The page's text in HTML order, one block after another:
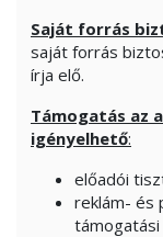
Saját forrás
saját forrás
írja elő.
Támogatás az
igényelhető:
előadói
reklám- és